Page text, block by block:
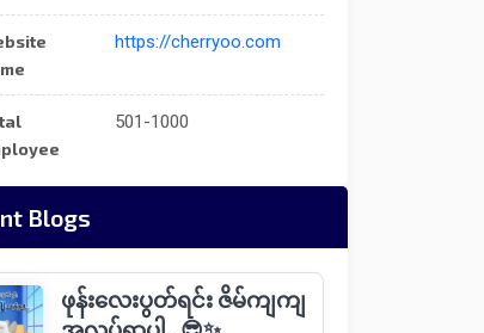
https://cherryoo.com
501-1000
Blogs
ဖုန်းလေးပွတ်ရင်း ဇိမ်ကျကျ